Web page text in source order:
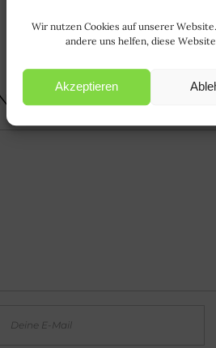
Wir nutzen Cookies auf unserer
andere uns helfen, diese
Akzeptieren
| EINEN